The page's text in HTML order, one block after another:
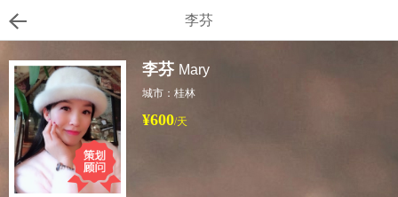
李芬
李芬 Mary
城市：桂林
¥600/天